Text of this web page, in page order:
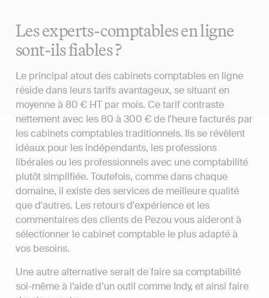
Les experts-comptables en ligne
sont-ils fiables ?
Le principal atout des cabinets comptables en ligne
réside dans leurs tarifs avantageux, se situant en
moyenne à 80 € HT par mois. Ce tarif contraste
nettement avec les 80 à 300 € de l'heure facturés par
les cabinets comptables traditionnels. Ils se révèlent
idéaux pour les indépendants, les professions
libérales ou les professionnels avec une comptabilité
plutôt simplifiée. Toutefois, comme dans chaque
domaine, il existe des services de meilleure qualité
que d'autres. Les retours d'expérience et les
commentaires des clients de Pezou vous aideront à
sélectionner le cabinet comptable le plus adapté à
vos besoins.
Une autre alternative serait de faire sa comptabilité
soi-même à l’aide d’un outil comme Indy, et ainsi faire